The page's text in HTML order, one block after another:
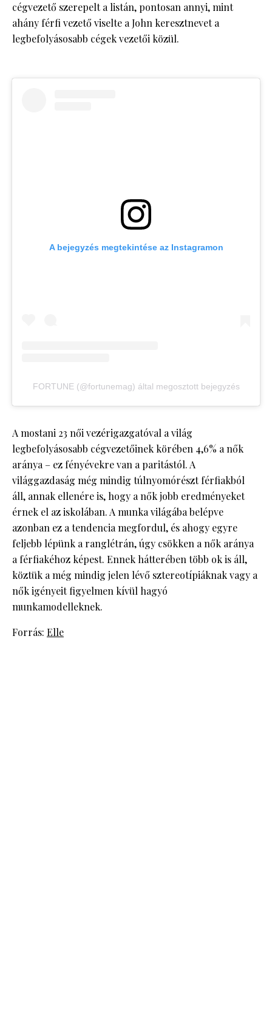
cégvezető szerepelt a listán, pontosan annyi, mint
ahány férfi vezető viselte a John keresztnevet a
legbefolyásosabb cégek vezetői közül.
A bejegyzés megtekintése az Instagramon
FORTUNE (@fortunemag) által megosztott bejegyzés
A mostani 23 női vezérigazgatóval a világ
legbefolyásosabb cégvezetőinek körében 4,6% a nők
aránya – ez fényévekre van a paritástól. A
világgazdaság még mindig túlnyomórészt férfiakból
áll, annak ellenére is, hogy a nők jobb eredményeket
érnek el az iskolában. A munka világába belépve
azonban ez a tendencia megfordul, és ahogy egyre
feljebb lépünk a ranglétrán, úgy csökken a nők aránya
a férfiakéhoz képest. Ennek hátterében több ok is áll,
köztük a még mindig jelen lévő sztereotípiáknak vagy a
nők igényeit figyelmen kívül hagyó
munkamodelleknek.
Forrás: Elle